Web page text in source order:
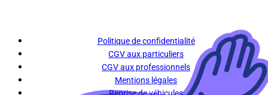
Politique de confidentialité
CGV aux particuliers
CGV aux professionnels
Mentions légales